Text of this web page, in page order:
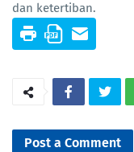
dan ketertiban.
Post a Comment